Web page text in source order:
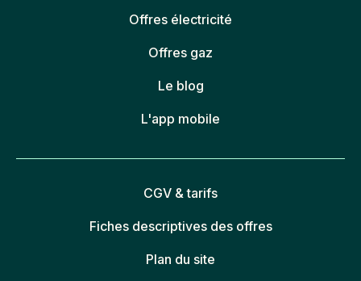
Offres électricité
Offres gaz
Le blog
L'app mobile
CGV & tarifs
Fiches descriptives des offres
Plan du site